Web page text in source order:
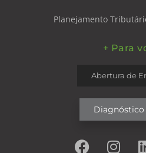
Planejamento
+ Para
Abertura de
Diagnóstico